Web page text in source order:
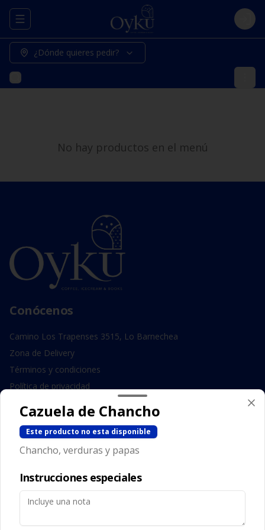
Abrir menu de navegación Login
¿Dónde quieres pedir?
No hay productos en el menú
Conócenos
Camino Los Trapenses 3515, Lo Barnechea
Zona de Delivery
Términos y condiciones
Política de privacidad
Redes sociales
Instagram
Facebook
Mi cuenta
Cazuela de Chancho
Este producto no esta disponible
Chancho, verduras y papas
Instrucciones especiales